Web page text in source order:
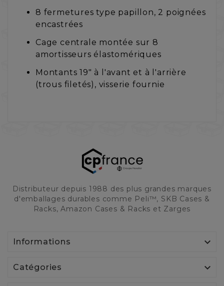
8 fermetures type papillon, 2 poignées
encastrées
Cage centrale montée sur 8
amortisseurs élastomériques
Montants 19" à l'avant et à l'arrière
(trous filetés), visserie fournie
Distributeur depuis 1988 des plus grandes marques
d'emballages durables comme Peli™, SKB Cases &
Racks, Amazon Cases & Racks et Zarges
Informations 
Catégories 